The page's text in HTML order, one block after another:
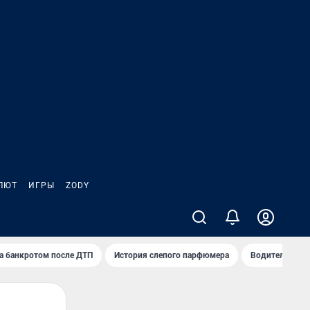
ИГРЫ ZODY
банкротом после ДТП История слепого парфюмера Водители